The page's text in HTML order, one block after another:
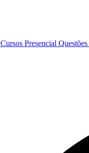
Cursos Presencial Questões